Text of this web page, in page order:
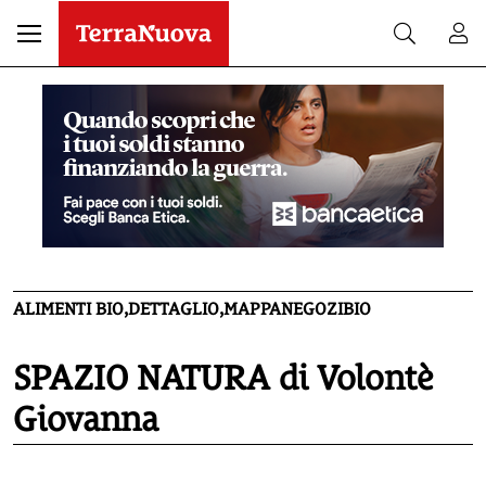
ALIMENTI BIO,DETTAGLIO,MAPPANEGOZIBIO
SPAZIO NATURA di Volontè
Giovanna